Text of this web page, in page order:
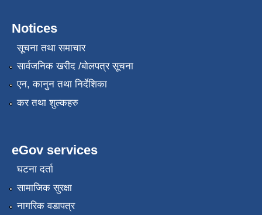
Notices
सूचना तथा समाचार
सार्वजनिक खरीद /बोलपत्र सूचना
एन, कानुन तथा निर्देशिका
कर तथा शुल्कहरु
eGov services
घटना दर्ता
सामाजिक सुरक्षा
नागरिक वडापत्र